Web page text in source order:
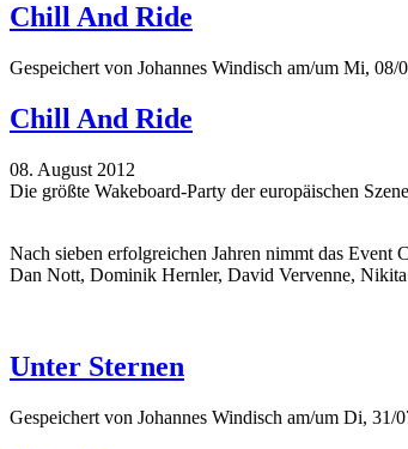
Chill And Ride
Gespeichert von Johannes Windisch am/um Mi, 08/
Chill And Ride
08. August 2012
Die größte Wakeboard-Party der europäischen Szene
Nach sieben erfolgreichen Jahren nimmt das Event
Dan Nott, Dominik Hernler, David Vervenne, Nikita
Unter Sternen
Gespeichert von Johannes Windisch am/um Di, 31/